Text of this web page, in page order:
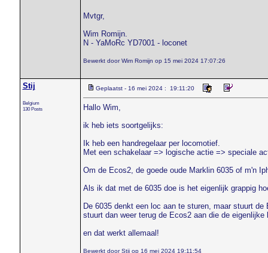
Mvtgr,
Wim Romijn.
N - YaMoRc YD7001 - loconet
Bewerkt door Wim Romijn op 15 mei 2024 17:07:26
Stij
Belgium
130 Posts
Geplaatst - 16 mei 2024 : 19:11:20
Hallo Wim,
ik heb iets soortgelijks:
Ik heb een handregelaar per locomotief.
Met een schakelaar => logische actie => speciale
Om de Ecos2, de goede oude Marklin 6035 of m'n
Als ik dat met de 6035 doe is het eigenlijk grappig
De 6035 denkt een loc aan te sturen, maar stuurt
stuurt dan weer terug de Ecos2 aan die de eigenlijke
en dat werkt allemaal!
Bewerkt door Stij op 16 mei 2024 19:11:54